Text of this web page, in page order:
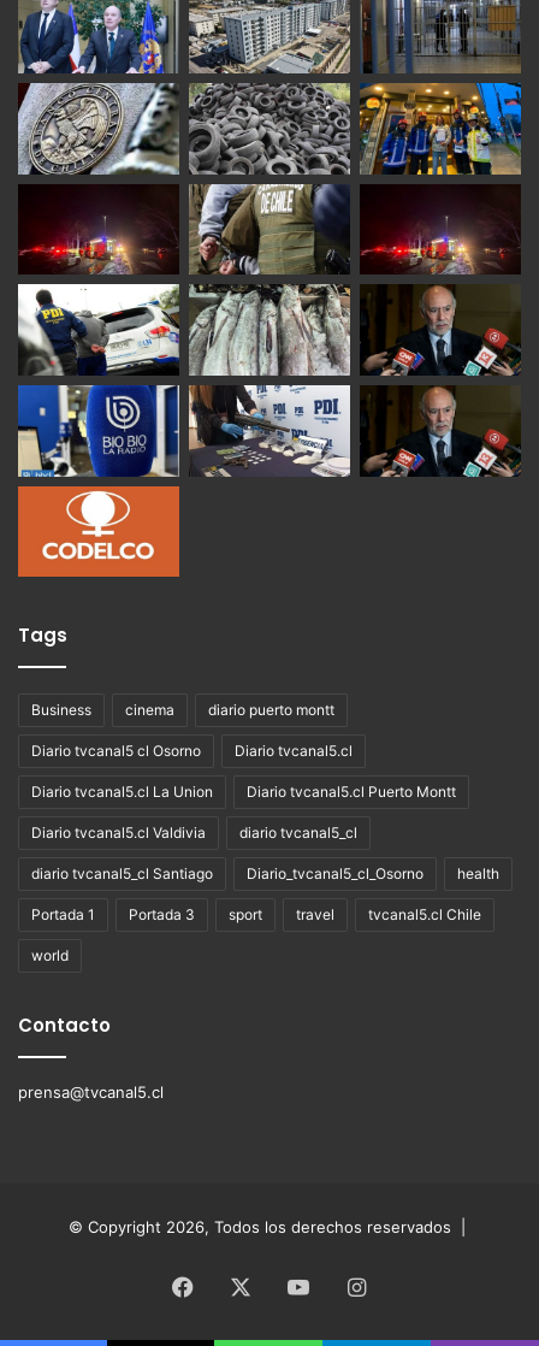
Tags
Business cinema diario puerto montt
Diario tvcanal5 cl Osorno Diario tvcanal5.cl
Diario tvcanal5.cl La Union Diario tvcanal5.cl Puerto Montt
Diario tvcanal5.cl Valdivia diario tvcanal5_cl
diario tvcanal5_cl Santiago Diario_tvcanal5_cl_Osorno health
Portada 1 Portada 3 sport travel tvcanal5.cl Chile
world
Contacto
prensa@tvcanal5.cl
© Copyright 2026, Todos los derechos reservados |
Facebook YouTubeInstagram